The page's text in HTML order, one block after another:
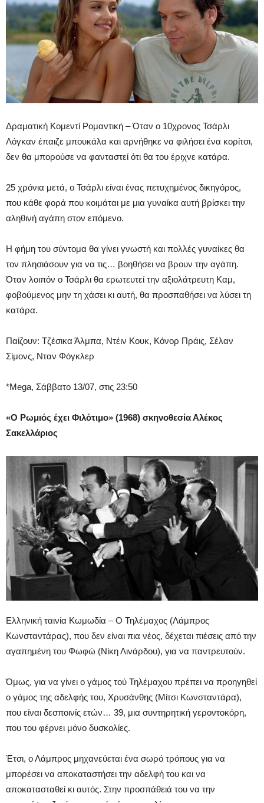
Δραματική Κομεντί Ρομαντική – Όταν ο 10χρονος Τσάρλι
Λόγκαν έπαιζε μπουκάλα και αρνήθηκε να φιλήσει ένα κορίτσι,
δεν θα μπορούσε να φανταστεί ότι θα του έριχνε κατάρα.
25 χρόνια μετά, ο Τσάρλι είναι ένας πετυχημένος δικηγόρος,
που κάθε φορά που κοιμάται με μια γυναίκα αυτή βρίσκει την
αληθινή αγάπη στον επόμενο.
Η φήμη του σύντομα θα γίνει γνωστή και πολλές γυναίκες θα
τον πλησιάσουν για να τις… βοηθήσει να βρουν την αγάπη.
Όταν λοιπόν ο Τσάρλι θα ερωτευτεί την αξιολάτρευτη Καμ,
φοβούμενος μην τη χάσει κι αυτή, θα προσπαθήσει να λύσει τη
κατάρα.
Παίζουν: Τζέσικα Άλμπα, Ντέιν Κουκ, Κόνορ Πράις, Σέλαν
Σίμονς, Νταν Φόγκλερ
*Mega, Σάββατο 13/07, στις 23:50
«Ο Ρωμιός έχει Φιλότιμο» (1968) σκηνοθεσία Αλέκος
Σακελλάριος
Ελληνική ταινία Κωμωδία – Ο Τηλέμαχος (Λάμπρος
Κωνσταντάρας), που δεν είναι πια νέος, δέχεται πιέσεις από την
αγαπημένη του Φωφώ (Νίκη Λινάρδου), για να παντρευτούν.
Όμως, για να γίνει ο γάμος τού Τηλέμαχου πρέπει να προηγηθεί
ο γάμος της αδελφής του, Χρυσάνθης (Μίτσι Κωνσταντάρα),
που είναι δεσποινίς ετών… 39, μια συντηρητική γεροντοκόρη,
που του φέρνει μόνο δυσκολίες.
Έτσι, ο Λάμπρος μηχανεύεται ένα σωρό τρόπους για να
μπορέσει να αποκαταστήσει την αδελφή του και να
αποκατασταθεί κι αυτός. Στην προσπάθειά του να την